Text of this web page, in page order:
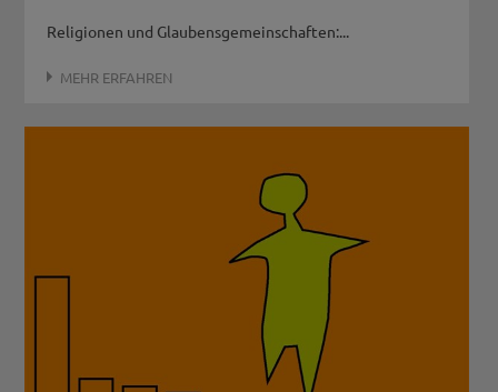
Religionen und Glaubensgemeinschaften:...
MEHR ERFAHREN